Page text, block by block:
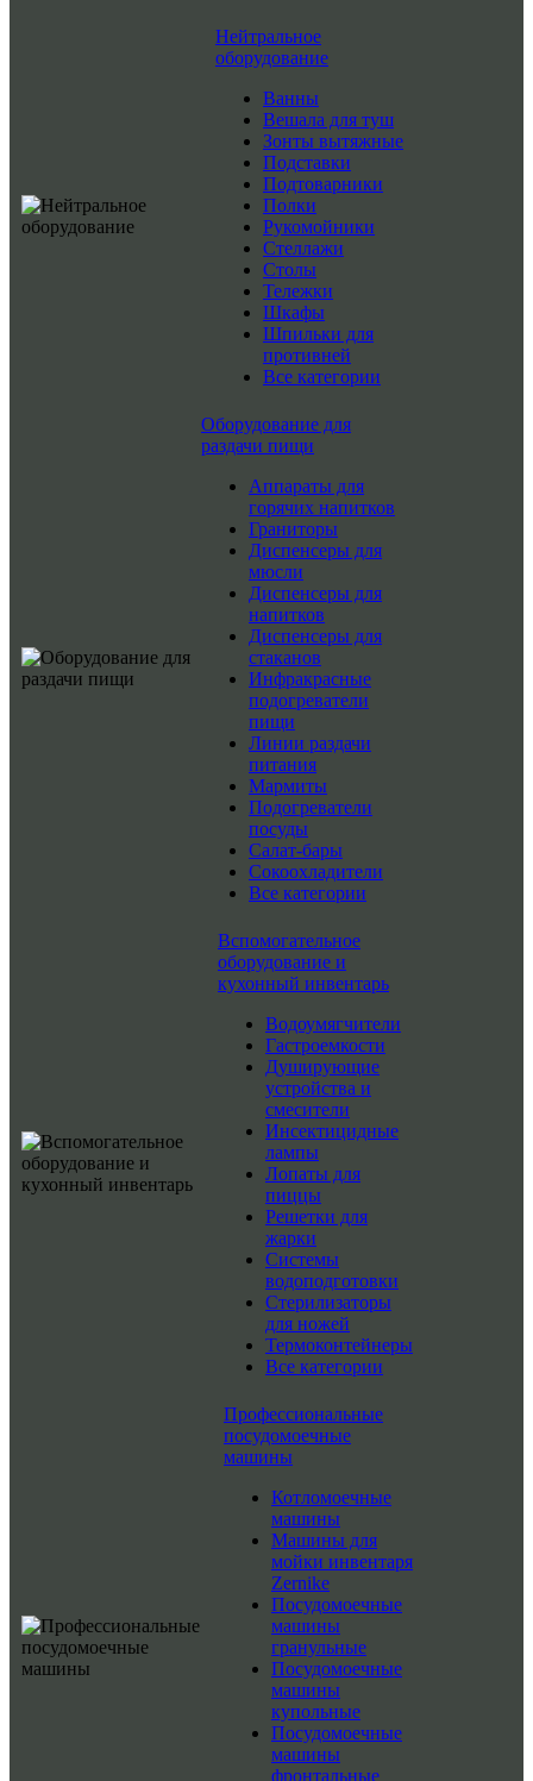
Нейтральное
оборудование
Ванны
Вешала для туш
Зонты вытяжные
Подставки
Подтоварники
Полки
Рукомойники
Стеллажи
Столы
Тележки
Шкафы
Шпильки для
противней
Все категории
Оборудование для
раздачи пищи
Аппараты для
горячих напитков
Граниторы
Диспенсеры для
мюсли
Диспенсеры для
напитков
Диспенсеры для
стаканов
Инфракрасные
подогреватели
пищи
Линии раздачи
питания
Мармиты
Подогреватели
посуды
Салат-бары
Сокоохладители
Все категории
Вспомогательное
оборудование и
кухонный инвентарь
Водоумягчители
Гастроемкости
Душирующие
устройства и
смесители
Инсектицидные
лампы
Лопаты для
пиццы
Решетки для
жарки
Системы
водоподготовки
Стерилизаторы
для ножей
Термоконтейнеры
Все категории
Профессиональные
посудомоечные
машины
Котломоечные
машины
Машины для
мойки инвентаря
Zernike
Посудомоечные
машины
гранульные
Посудомоечные
машины
купольные
Посудомоечные
машины
фронтальные